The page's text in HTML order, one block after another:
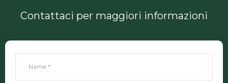
Contattaci per maggiori informazioni